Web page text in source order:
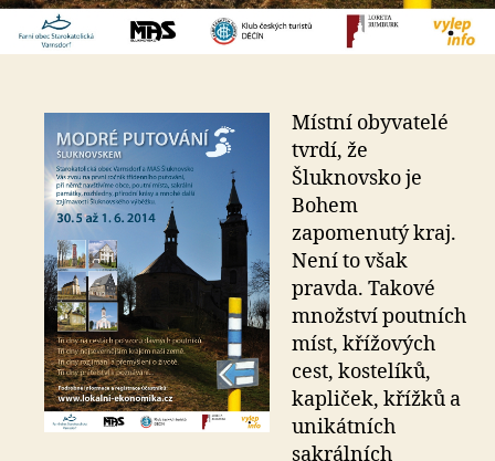
Místní obyvatelé
tvrdí, že
Šluknovsko je
Bohem
zapomenutý kraj.
Není to však
pravda. Takové
množství poutních
míst, křížových
cest, kostelíků,
kapliček, křížků a
unikátních
sakrálních